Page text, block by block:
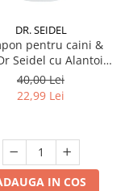
DR. SEIDEL
pentru caini &
Seidel cu Alantoina
220 ml
40,00 Lei
22,99 Lei
IN COS